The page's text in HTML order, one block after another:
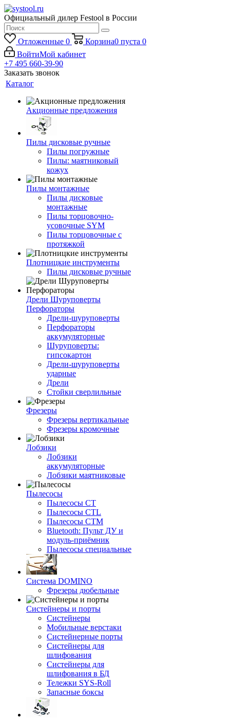
Официальный дилер Festool в России
Отложенные 0 Корзина0 пуста 0
ВойтиМой кабинет
+7 495 660-39-90
Заказать звонок
Каталог
Акционные предложения
Пилы дисковые ручные
Пилы погружные
Пилы: маятниковый
кожух
Пилы монтажные
Пилы дисковые
монтажные
Пилы торцовочно-
усовочные SYM
Пилы торцовочные с
протяжкой
Плотницкие инструменты
Пилы дисковые ручные
Дрели Шуруповерты
Перфораторы
Дрели-шуруповерты
Перфораторы
аккумуляторные
Шуруповерты:
гипсокартон
Дрели-шуруповерты
ударные
Дрели
Стойки сверлильные
Фрезеры
Фрезеры вертикальные
Фрезеры кромочные
Лобзики
Лобзики
аккумуляторные
Лобзики маятниковые
Пылесосы
Пылесосы CT
Пылесосы CTL
Пылесосы CTM
Bluetooth: Пульт ДУ и
модуль-приёмник
Пылесосы специальные
Система DOMINO
Фрезеры дюбельные
Систейнеры и порты
Систейнеры
Мобильные верстаки
Систейнерные порты
Систейнеры для
шлифования
Систейнеры для
шлифования в БД
Тележки SYS-Roll
Запасные боксы